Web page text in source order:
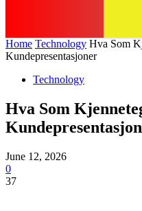
Home Technology Hva Som
Kundepresentasjoner
Technology
Hva Som
June 12, 2026
0
37